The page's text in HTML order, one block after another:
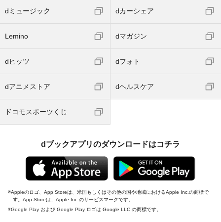
dミュージック dカーシェア
Lemino dマガジン
dヒッツ dフォト
dアニメストア dヘルスケア
ドコモスポーツくじ
dブックアプリのダウンロードはコチラ
Appleのロゴ、App Storeは、米国もしくはその他の国や地域におけるApple Inc.の商標で
す。App Storeは、Apple Inc.のサービスマークです。
Google Play および Google Play ロゴは Google LLC の商標です。